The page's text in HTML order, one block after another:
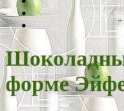
форме